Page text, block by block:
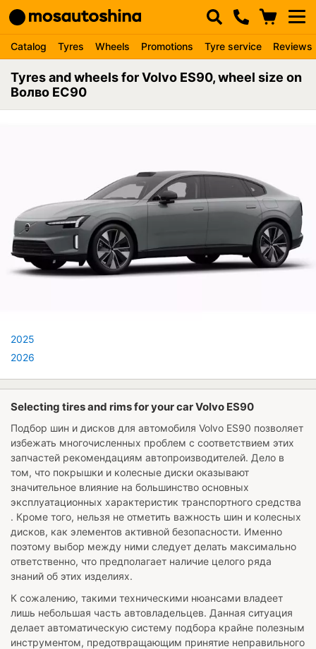
Catalog Tyres Wheels Promotions Tyre service Reviews
Tyres and wheels for Volvo ES90, wheel size on
Волво ЕС90
2025
2026
Selecting tires and rims for your car Volvo ES90
Подбор шин и дисков для автомобиля Volvo ES90 позволяет
избежать многочисленных проблем с соответствием этих
запчастей рекомендациям автопроизводителей. Дело в
том, что покрышки и колесные диски оказывают
значительное влияние на большинство основных
эксплуатационных характеристик транспортного средства
. Кроме того, нельзя не отметить важность шин и колесных
дисков, как элементов активной безопасности. Именно
поэтому выбор между ними следует делать максимально
ответственно, что предполагает наличие целого ряда
знаний об этих изделиях.
К сожалению, такими техническими нюансами владеет
лишь небольшая часть автовладельцев. Данная ситуация
делает автоматическую систему подбора крайне полезным
инструментом, предотвращающим принятие неправильного